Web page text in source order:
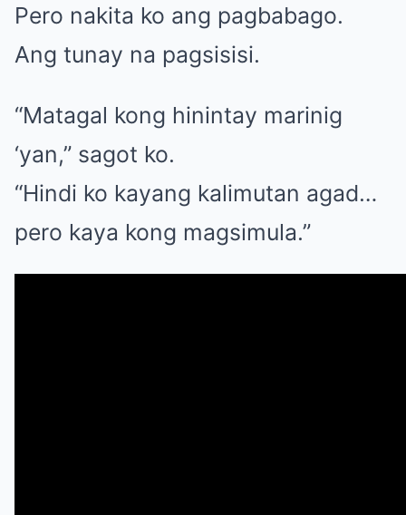
Pero nakita ko ang pagbabago.
Ang tunay na pagsisisi.
“Matagal kong hinintay marinig
‘yan,” sagot ko.
“Hindi ko kayang kalimutan agad…
pero kaya kong magsimula.”